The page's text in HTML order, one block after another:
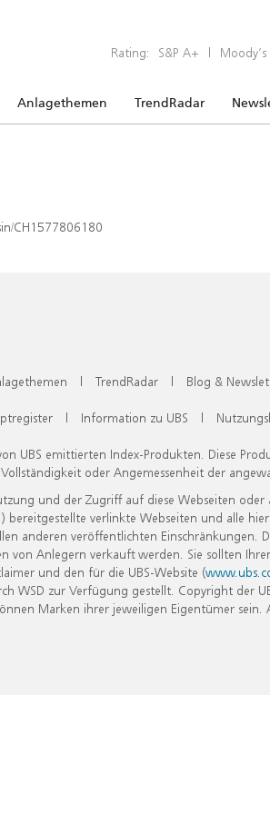
Rating: S&P A+ |
Anlagethemen TrendRadar
CH1577806180
| TrendRadar | Blog &
| Information zu UBS |
UBS emittierten Index-Produkten. Diese
oder Angemessenheit der
und der Zugriff auf diese Webseiten
verlinkte Webseiten und alle
anderen veröffentlichten
Anlegern verkauft werden. Sie sollten
und den für die UBS-Website (
zur Verfügung gestellt. Copyright der
Marken ihrer jeweiligen Eigentümer sein.